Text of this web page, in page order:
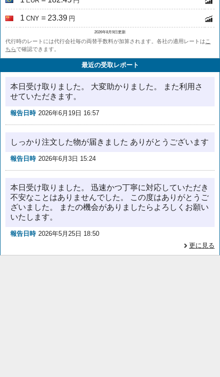
1 CNY = 23.39 円
2026年8月9日更新
代行時のレートには代行会社毎の両替手数料が加算されます。各社の適用レートは こ
ちらで確認できます。
最近の受取レポート
本日受け取りました。 大変助かりました。 また利用さ
せていただきます。
報告日時 2026年6月19日 16:57
しっかり注文した物が届きました ありがとうございます
報告日時 2026年6月3日 15:24
本日受け取りました。 迅速かつ丁寧に対応していただき
不安なことはありませんでした。 この度はありがとうご
ざいました。 またの機会がありましたらよろしくお願い
いたします。
報告日時 2026年5月25日 18:50
更に見る